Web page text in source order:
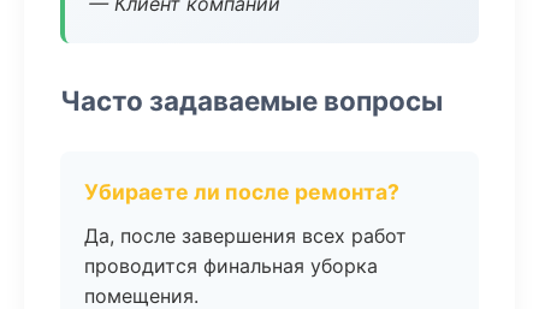
Часто задаваемые вопросы
Убираете ли после ремонта?
Да, после завершения всех работ
проводится финальная уборка
помещения.